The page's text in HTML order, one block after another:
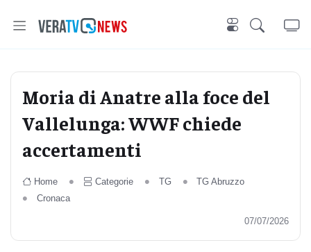
Moria di Anatre alla foce del
Vallelunga: WWF chiede
accertamenti
Home Categorie TG
TG Abruzzo
Cronaca
07/07/2026